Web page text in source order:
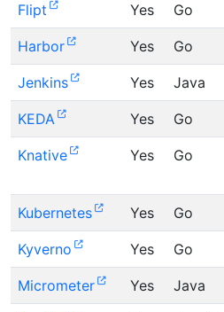
Flipt Yes Go
Harbor Yes Go
Jenkins Yes Java
KEDA Yes Go
Knative Yes Go
Kubernetes Yes Go
Kyverno Yes Go
Micrometer Yes Java